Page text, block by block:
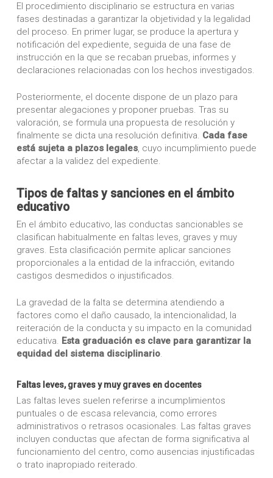
El procedimiento disciplinario se estructura en varias
fases destinadas a garantizar la objetividad y la legalidad
del proceso. En primer lugar, se produce la apertura y
notificación del expediente, seguida de una fase de
instrucción en la que se recaban pruebas, informes y
declaraciones relacionadas con los hechos investigados.
Posteriormente, el docente dispone de un plazo para
presentar alegaciones y proponer pruebas. Tras su
valoración, se formula una propuesta de resolución y
finalmente se dicta una resolución definitiva. Cada fase
está sujeta a plazos legales, cuyo incumplimiento puede
afectar a la validez del expediente.
Tipos de faltas y sanciones en el ámbito
educativo
En el ámbito educativo, las conductas sancionables se
clasifican habitualmente en faltas leves, graves y muy
graves. Esta clasificación permite aplicar sanciones
proporcionales a la entidad de la infracción, evitando
castigos desmedidos o injustificados.
La gravedad de la falta se determina atendiendo a
factores como el daño causado, la intencionalidad, la
reiteración de la conducta y su impacto en la comunidad
educativa. Esta graduación es clave para garantizar la
equidad del sistema disciplinario.
Faltas leves, graves y muy graves en docentes
Las faltas leves suelen referirse a incumplimientos
puntuales o de escasa relevancia, como errores
administrativos o retrasos ocasionales. Las faltas graves
incluyen conductas que afectan de forma significativa al
funcionamiento del centro, como ausencias injustificadas
o trato inapropiado reiterado.